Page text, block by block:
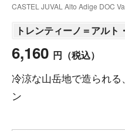
CASTEL JUVAL Alto Adige DOC
トレンティーノ＝アルト
6,160 円 （税込）
冷涼な山岳地で造られ
ン